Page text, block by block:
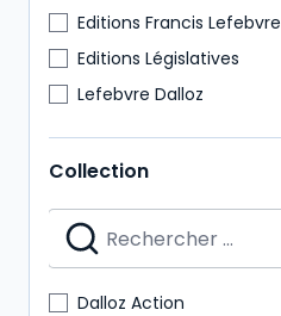
Editions Francis Lefebvre
Editions Législatives
Lefebvre Dalloz
Collection
Dalloz Action